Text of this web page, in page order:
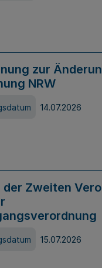
zur
NRW
14.07.2026
Zweiten
15.07.2026